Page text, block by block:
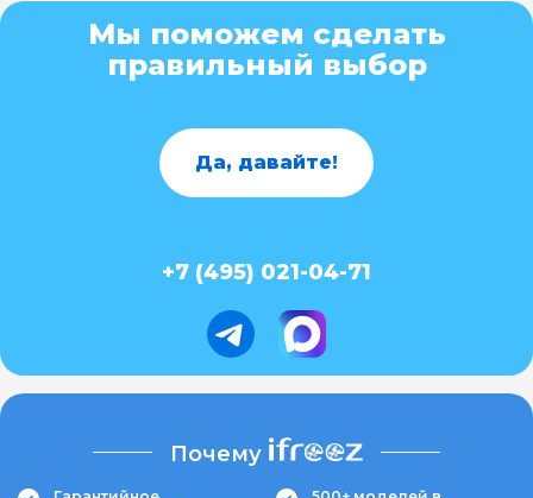
Мы поможем сделать
правильный выбор
Да, давайте!
+7 (495) 021-04-71
Почему